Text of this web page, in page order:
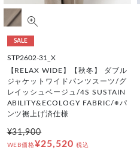
SALE
STP2602-31_X
【RELAX WIDE】【秋冬】 ダブル
ジャケットワイドパンツスーツ/グ
レイッシュベージュ/4S SUSTAIN
ABILITY&ECOLOGY FABRIC/※パ
ンツ裾上げ済仕様
¥31,900
WEB価格¥25,520 税込